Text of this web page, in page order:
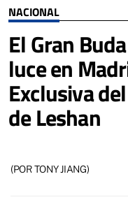
NACIONAL
El Gran
luce en
Exclusiva
de Leshan
(POR TONY JIANG)